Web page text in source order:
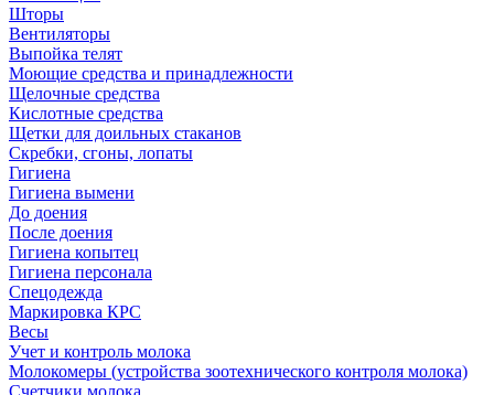
Шторы
Вентиляторы
Выпойка телят
Моющие средства и принадлежности
Щелочные средства
Кислотные средства
Щетки для доильных стаканов
Скребки, сгоны, лопаты
Гигиена
Гигиена вымени
До доения
После доения
Гигиена копытец
Гигиена персонала
Спецодежда
Маркировка КРС
Весы
Учет и контроль молока
Молокомеры (устройства зоотехнического контроля молока)
Счетчики молока